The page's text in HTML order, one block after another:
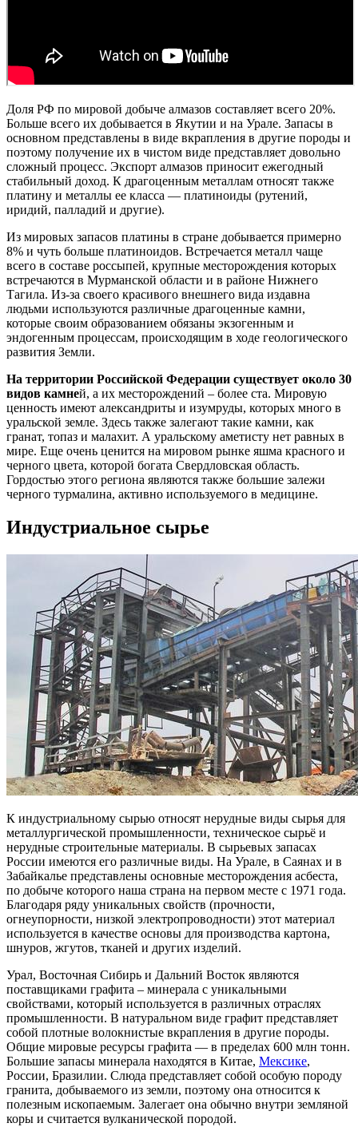
Доля РФ по мировой добыче алмазов составляет всего 20%.
Больше всего их добывается в Якутии и на Урале. Запасы в
основном представлены в виде вкрапления в другие породы и
поэтому получение их в чистом виде представляет довольно
сложный процесс. Экспорт алмазов приносит ежегодный
стабильный доход. К драгоценным металлам относят также
платину и металлы ее класса — платиноиды (рутений,
иридий, палладий и другие).
Из мировых запасов платины в стране добывается примерно
8% и чуть больше платиноидов. Встречается металл чаще
всего в составе россыпей, крупные месторождения которых
встречаются в Мурманской области и в районе Нижнего
Тагила. Из-за своего красивого внешнего вида издавна
людьми используются различные драгоценные камни,
которые своим образованием обязаны экзогенным и
эндогенным процессам, происходящим в ходе геологического
развития Земли.
На территории Российской Федерации существует около 30
видов камней, а их месторождений – более ста. Мировую
ценность имеют александриты и изумруды, которых много в
уральской земле. Здесь также залегают такие камни, как
гранат, топаз и малахит. А уральскому аметисту нет равных в
мире. Еще очень ценится на мировом рынке яшма красного и
черного цвета, которой богата Свердловская область.
Гордостью этого региона являются также большие залежи
черного турмалина, активно используемого в медицине.
Индустриальное сырье
К индустриальному сырью относят нерудные виды сырья для
металлургической промышленности, техническое сырьё и
нерудные строительные материалы. В сырьевых запасах
России имеются его различные виды. На Урале, в Саянах и в
Забайкалье представлены основные месторождения асбеста,
по добыче которого наша страна на первом месте с 1971 года.
Благодаря ряду уникальных свойств (прочности,
огнеупорности, низкой электропроводности) этот материал
используется в качестве основы для производства картона,
шнуров, жгутов, тканей и других изделий.
Урал, Восточная Сибирь и Дальний Восток являются
поставщиками графита – минерала с уникальными
свойствами, который используется в различных отраслях
промышленности. В натуральном виде графит представляет
собой плотные волокнистые вкрапления в другие породы.
Общие мировые ресурсы графита — в пределах 600 млн тонн.
Большие запасы минерала находятся в Китае, Мексике,
России, Бразилии. Слюда представляет собой особую породу
гранита, добываемого из земли, поэтому она относится к
полезным ископаемым. Залегает она обычно внутри земляной
коры и считается вулканической породой.